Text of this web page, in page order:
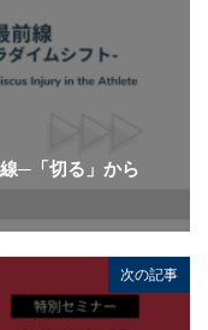
─「切る」から
次の記事